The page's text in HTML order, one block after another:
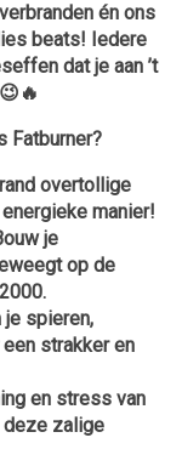
én ons
beats! Iedere
dat je aan ’t
Fatburner?
overtollige
manier!
je
op de
je spieren,
strakker en
en stress van
deze zalige